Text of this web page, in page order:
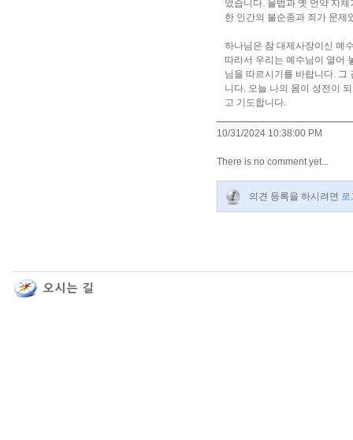
었습니다. 율법과 옛 언약 자
한 인간의 불순종과 죄가 문제
하나님은 참 대제사장이신 예
따라서 우리는 예수님이 열어
님을 따르시기를 바랍니다. 그
니다. 오늘 나의 몸이 성전이
고 기도합니다.
10/31/2024 10:38:00 PM
There is no comment yet...
의견 등록을 하시려면 로